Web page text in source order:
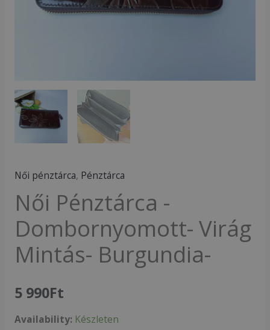
Női pénztárca, Pénztárca
Női Pénztárca -
Dombornyomott- Virág
Mintás- Burgundia-
5 990Ft
Availability: Készleten